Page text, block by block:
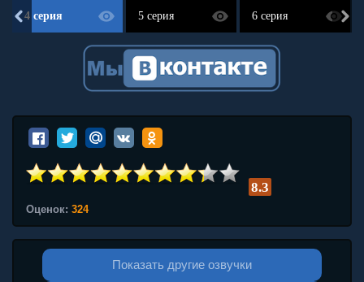
4 серия 5 серия 6 серия
8.3
Оценок: 324
Показать другие озвучки